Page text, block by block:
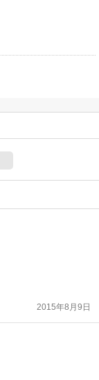
2015年8月9日